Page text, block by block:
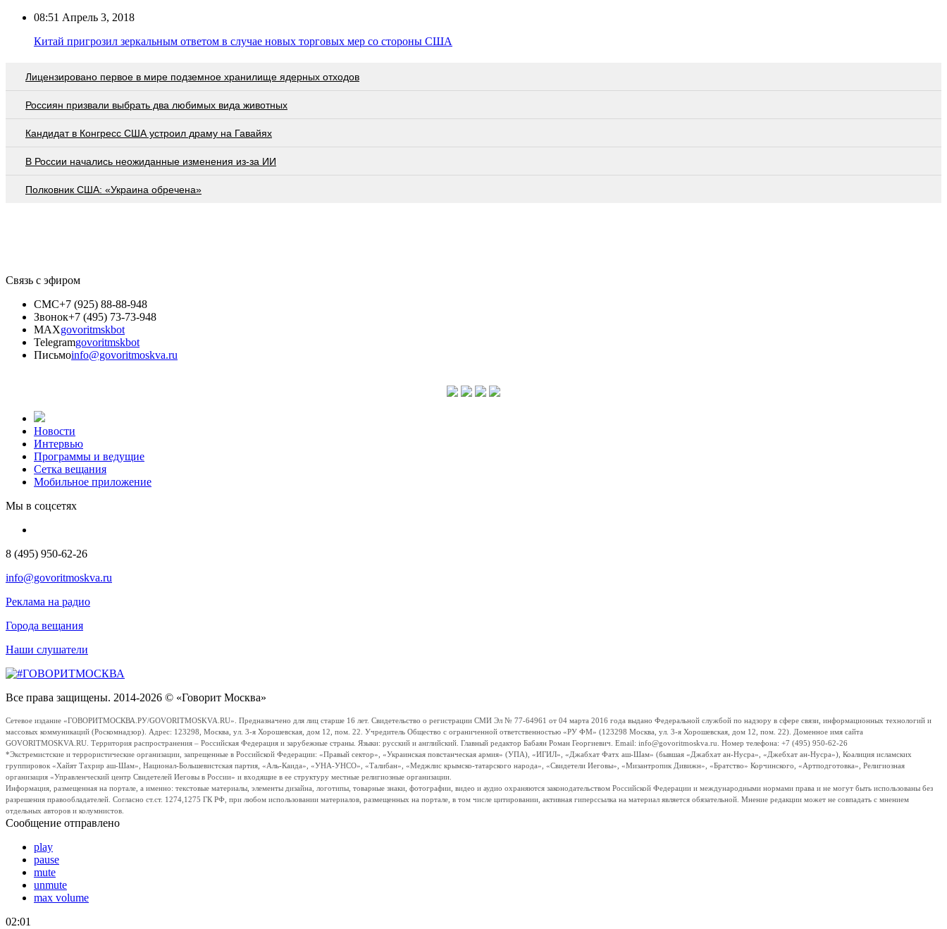
08:51 Апрель 3, 2018
Китай пригрозил зеркальным ответом в случае новых торговых мер со стороны США
Лицензировано первое в мире подземное хранилище ядерных отходов
Россиян призвали выбрать два любимых вида животных
Кандидат в Конгресс США устроил драму на Гавайях
В России начались неожиданные изменения из-за ИИ
Полковник США: «Украина обречена»
Связь с эфиром
СМС+7 (925) 88-88-948
Звонок+7 (495) 73-73-948
MAXgovoritmskbot
Telegramgovoritmskbot
Письмоinfo@govoritmoskva.ru
Новости
Интервью
Программы и ведущие
Сетка вещания
Мобильное приложение
Мы в соцсетях
8 (495) 950-62-26
info@govoritmoskva.ru
Реклама на радио
Города вещания
Наши слушатели
Все права защищены. 2014-2026 © «Говорит Москва»
Сетевое издание «ГОВОРИТМОСКВА.РУ/GOVORITMOSKVA.RU». Предназначено для лиц старше 16 лет. Свидетельство о регистрации СМИ Эл № 77-64961 от 04 марта 2016 года выдано Федеральной службой по надзору в сфере связи, информационных технологий и
массовых коммуникаций (Роскомнадзор). Адрес: 123298, Москва, ул. 3-я Хорошевская, дом 12, пом. 22. Учредитель Общество с ограниченной ответственностью «РУ ФМ» (123298 Москва, ул. 3-я Хорошевская, дом 12, пом. 22). Доменное имя сайта
GOVORITMOSKVA.RU. Территория распространения – Российская Федерация и зарубежные страны. Языки: русский и английский. Главный редактор Бабаян Роман Георгиевич. Email: info@govoritmoskva.ru. Номер телефона: +7 (495) 950-62-26
*Экстремистские и террористические организации, запрещенные в Российской Федерации: «Правый сектор», «Украинская повстанческая армия» (УПА), «ИГИЛ», «Джабхат Фатх аш-Шам» (бывшая «Джабхат ан-Нусра», «Джебхат ан-Нусра»), Коалиция исламских
группировок «Хайят Тахрир аш-Шам», Национал-Большевистская партия, «Аль-Каида», «УНА-УНСО», «Талибан», «Меджлис крымско-татарского народа», «Свидетели Иеговы», «Мизантропик Дивижн», «Братство» Корчинского, «Артподготовка», Религиозная
организация «Управленческий центр Свидетелей Иеговы в России» и входящие в ее структуру местные религиозные организации.
Информация, размещенная на портале, а именно: текстовые материалы, элементы дизайна, логотипы, товарные знаки, фотографии, видео и аудио охраняются законодательством Российской Федерации и международными нормами права и не могут быть использованы без
разрешения правообладателей. Согласно ст.ст. 1274,1275 ГК РФ, при любом использовании материалов, размещенных на портале, в том числе цитировании, активная гиперссылка на материал является обязательной. Мнение редакции может не совпадать с мнением
отдельных авторов и колумнистов.
Сообщение отправлено
play
pause
mute
unmute
max volume
02:01